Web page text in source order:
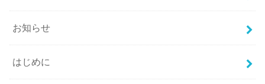
お知らせ
はじめに